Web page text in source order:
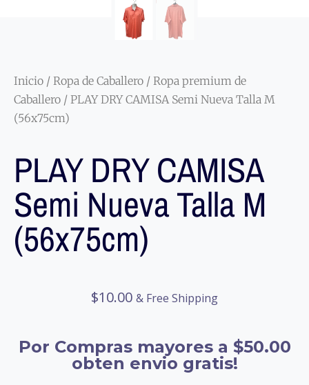
Inicio / Ropa de Caballero / Ropa premium de
Caballero / PLAY DRY CAMISA Semi Nueva Talla M
(56x75cm)
PLAY DRY CAMISA
Semi Nueva Talla M
(56x75cm)
$10.00 & Free Shipping
Por Compras mayores a $50.00
obten envio gratis!